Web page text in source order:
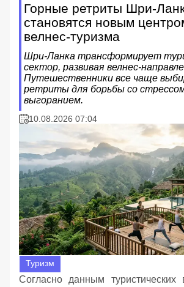
Горные ретриты Шри-
становятся новым
велнес-туризма
Шри-Ланка трансформирует
сектор, развивая велнес-
Путешественники все чаще
ретриты для борьбы со
выгоранием.
10.08.2026 07:04
Туризм
Согласно данным